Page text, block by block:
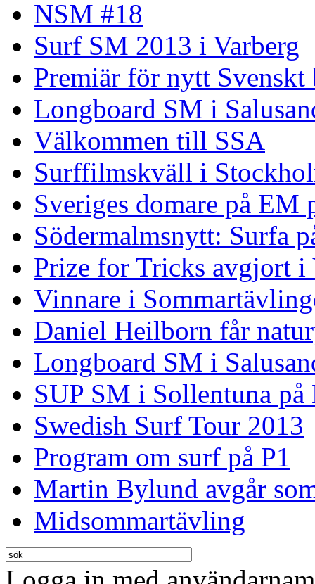
NSM #18
Surf SM 2013 i Varberg
Premiär för nytt Svenskt
Longboard SM i
Välkommen till SSA
Surffilmskväll i
Sveriges domare på EM
Södermalmsnytt: Surfa
Prize for Tricks avgjort i
Vinnare i
Daniel Heilborn får
Longboard SM i
SUP SM i Sollentuna på
Swedish Surf Tour 2013
Program om surf på P1
Martin Bylund avgår
Midsommartävling